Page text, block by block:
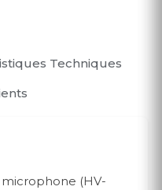
Techniques
(HV-